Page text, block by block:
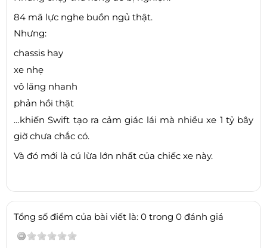
84 mã lực nghe buồn ngủ thật.
Nhưng:
chassis hay
xe nhẹ
vô lăng nhanh
phản hồi thật
…khiến Swift tạo ra cảm giác lái mà nhiều xe 1 tỷ bây
giờ chưa chắc có.
Và đó mới là cú lừa lớn nhất của chiếc xe này.
Tổng số điểm của bài viết là: 0 trong 0 đánh giá